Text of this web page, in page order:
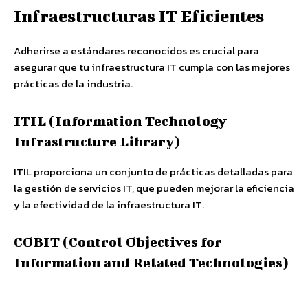
Infraestructuras IT Eficientes
Adherirse a estándares reconocidos es crucial para
asegurar que tu infraestructura IT cumpla con las mejores
prácticas de la industria.
ITIL (Information Technology
Infrastructure Library)
ITIL proporciona un conjunto de prácticas detalladas para
la gestión de servicios IT, que pueden mejorar la eficiencia
y la efectividad de la infraestructura IT.
COBIT (Control Objectives for
Information and Related Technologies)